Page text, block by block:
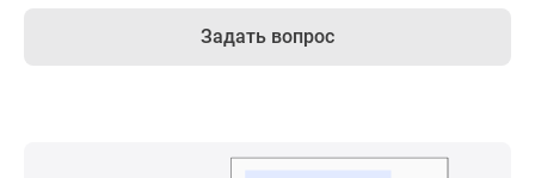
Задать вопрос